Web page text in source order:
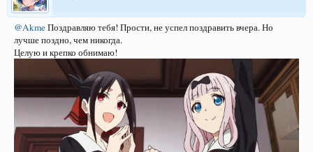
@AkmeПоздравляю тебя! Прости, не успел поздравить вчера. Но
лучше поздно, чем никогда.
Целую и крепко обнимаю!